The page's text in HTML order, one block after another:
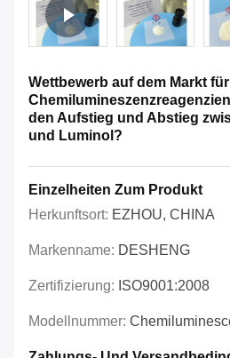
Wettbewerb auf dem Markt für
den Aufstieg und Abstieg
und Luminol?
Einzelheiten Zum Produkt
Herkunftsort: EZHOU, CHINA
Markenname: DESHENG
Zertifizierung: ISO9001:2008
Modellnummer: